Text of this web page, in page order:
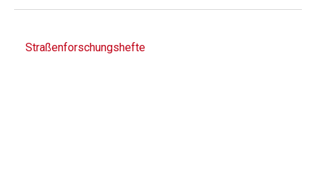
Straßenforschungshefte